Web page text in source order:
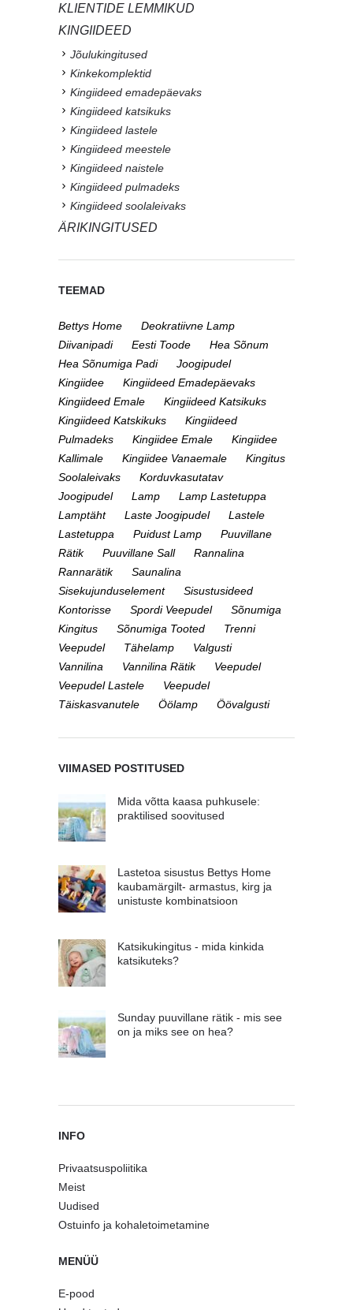
KLIENTIDE LEMMIKUD
KINGIIDEED
Jõulukingitused
Kinkekomplektid
Kingiideed emadepäevaks
Kingiideed katsikuks
Kingiideed lastele
Kingiideed meestele
Kingiideed naistele
Kingiideed pulmadeks
Kingiideed soolaleivaks
ÄRIKINGITUSED
TEEMAD
Bettys Home
Deokratiivne Lamp
Diivanipadi
Eesti Toode
Hea Sõnum
Hea Sõnumiga Padi
Joogipudel
Kingiidee
Kingiideed Emadepäevaks
Kingiideed Emale
Kingiideed Katsikuks
Kingiideed Katskikuks
Kingiideed
Pulmadeks
Kingiidee Emale
Kingiidee
Kallimale
Kingiidee Vanaemale
Kingitus
Soolaleivaks
Korduvkasutatav
Joogipudel
Lamp
Lamp Lastetuppa
Lamptäht
Laste Joogipudel
Lastele
Lastetuppa
Puidust Lamp
Puuvillane
Rätik
Puuvillane Sall
Rannalina
Rannarätik
Saunalina
Sisekujunduselement
Sisustusideed
Kontorisse
Spordi Veepudel
Sõnumiga
Kingitus
Sõnumiga Tooted
Trenni
Veepudel
Tähelamp
Valgusti
Vannilina
Vannilina Rätik
Veepudel
Veepudel Lastele
Veepudel
Täiskasvanutele
Öölamp Öövalgusti
VIIMASED POSTITUSED
Mida võtta kaasa puhkusele:
praktilised soovitused
Lastetoa sisustus Bettys Home
kaubamärgilt- armastus, kirg ja
unistuste kombinatsioon
Katsikukingitus - mida kinkida
katsikuteks?
Sunday puuvillane rätik - mis see
on ja miks see on hea?
INFO
Privaatsuspoliitika
Meist
Uudised
Ostuinfo ja kohaletoimetamine
MENÜÜ
E-pood